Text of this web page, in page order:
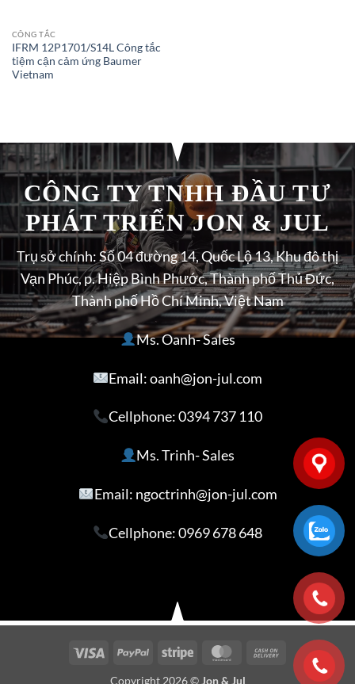
CÔNG TẮC
IFRM 12P1701/S14L Công tắc
tiệm cận cảm ứng Baumer
Vietnam
CÔNG TY TNHH ĐẦU TƯ
PHÁT TRIỂN JON & JUL
Trụ sở chính: Số 04 đường 14, Quốc Lộ 13, Khu đô thị
Vạn Phúc, p. Hiệp Bình Phước, Thành phố Thủ Đức,
Thành phố Hồ Chí Minh, Việt Nam
Ms. Oanh- Sales
Email: oanh@jon-jul.com
Cellphone:0394 737 110
Ms. Trinh- Sales
Email: ngoctrinh@jon-jul.com
Cellphone:0969 678 648
Visa PayPal Stripe MasterCardCash
On
Copyright 2026 © Jon & Jul